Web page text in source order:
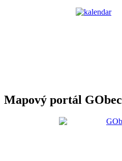
Mapový portál GObec